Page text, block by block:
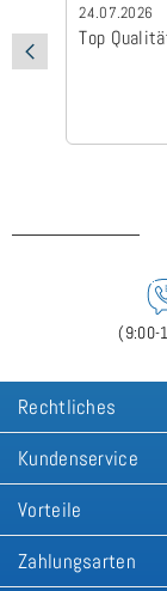
24.07.2026
Top
(9:00-
Rechtliches
Kundenservice
Vorteile
Zahlungsarten